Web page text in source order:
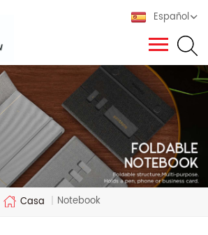
Español
Casa | Notebook